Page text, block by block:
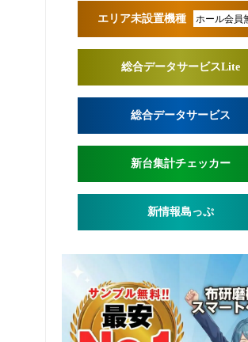
エリア未設置機種 ホール会員
総合データサービスLite
総合データサービス
新台集計チェッカー
新情報島っぷ